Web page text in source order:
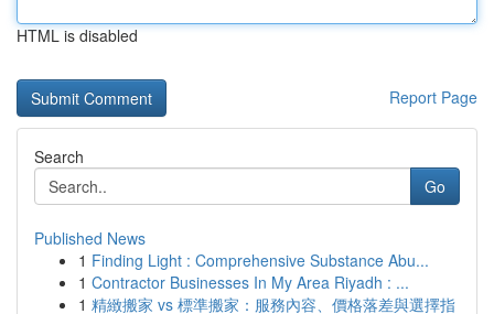
HTML is disabled
Report Page
Search
Go
Published News
1 Finding Light : Comprehensive Substance Abu...
1 Contractor Businesses In My Area Riyadh : ...
1 精緻搬家 vs 標準搬家：服務內容、價格落差與選擇指